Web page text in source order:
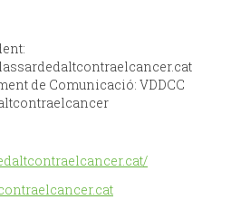
de Comunicació: VDDCC